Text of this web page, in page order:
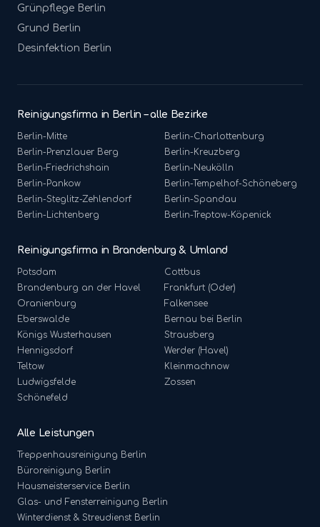
Grünpflege Berlin
Grund Berlin
Desinfektion Berlin
Reinigungsfirma in Berlin – alle Bezirke
Berlin-Mitte Berlin-Charlottenburg
Berlin-Prenzlauer Berg Berlin-Kreuzberg
Berlin-Friedrichshain Berlin-Neukölln
Berlin-Pankow Berlin- Tempelhof-Schöneberg
Berlin-Steglitz-Zehlendorf Berlin-Spandau
Berlin- Lichtenberg Berlin- Treptow-Köpenick
Reinigungsfirma in Brandenburg & Umland
Potsdam
Cottbus
Brandenburg an der Havel
Frankfurt (Oder)
Oranienburg
Falkensee
Eberswalde
Bernau bei Berlin
Königs Wusterhausen
Strausberg
Hennigsdorf
Werder (Havel)
Teltow
Kleinmachnow
Ludwigsfelde
Zossen
Schönefeld
Alle Leistungen
Treppenhausreinigung Berlin
Büroreinigung Berlin
Hausmeisterservice Berlin
Glas- und Fensterreinigung Berlin
Winterdienst & Streudienst Berlin